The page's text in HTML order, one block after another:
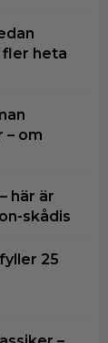
fler heta
– om
här är
skådis
25